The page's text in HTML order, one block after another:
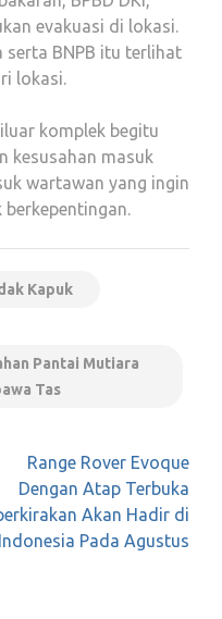
evakuasi di lokasi.
serta BNPB itu terlihat
lokasi.
komplek begitu
kesusahan masuk
wartawan yang ingin
Kapuk
Pantai Mutiara
Tas
Range Rover Evoque
Dengan Atap Terbuka
Akan Hadir di
Indonesia Pada Agustus